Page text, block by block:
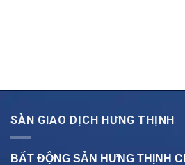
SÀN GIAO DỊCH HƯNG THỊNH
BẤT ĐỘNG SẢN HƯNG THỊNH